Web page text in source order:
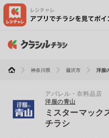
神奈川県 藤沢市 洋服
アパレル・衣料品店
洋服の青山
ミスターマック
チラシ